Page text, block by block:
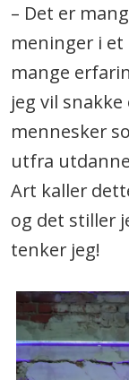
– Det er
meninger i
mange
jeg vil
mennesker
utfra
Art kaller
og det stiller
tenker jeg!